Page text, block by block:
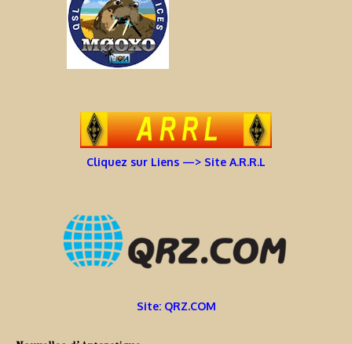
Cliquez sur Liens —> Site A.R.R.L
Site: QRZ.COM